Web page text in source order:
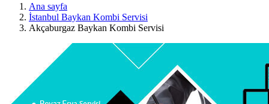
Ana sayfa
İstanbul Baykan Kombi Servisi
Akçaburgaz Baykan Kombi Servisi